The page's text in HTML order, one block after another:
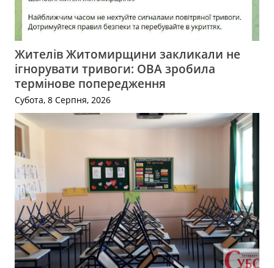
Жителів Житомирщини закликали не
ігнорувати тривоги: ОВА зробила
термінове попередження
Субота, 8 Серпня, 2026